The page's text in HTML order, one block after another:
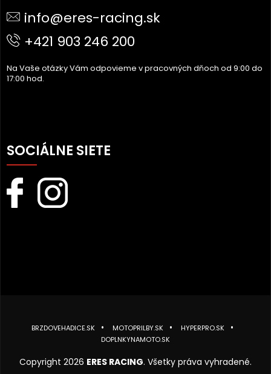
T
info@eres-racing.sk
+421 903 246 200
Na Vaše otázky Vám odpovieme v pracovných dňoch od 9:00 do
17:00 hod.
SOCIÁLNE SIETE
BRZDOVEHADICE.SK MOTOPRILBY.SK
HYPERPRO.SK
DOPLNKYNAMOTO.SK
Copyright 2026 ERES RACING. Všetky práva vyhradené.